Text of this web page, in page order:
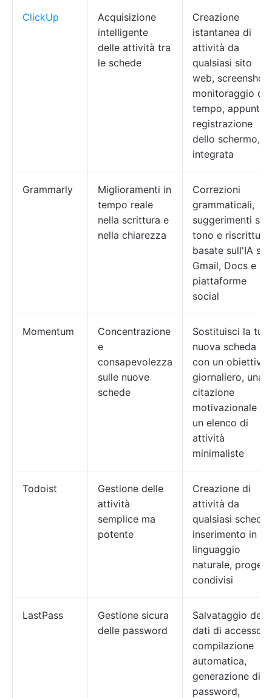
ClickUp
Acquisizione
intelligente
delle attività tra
le schede
Creazione
istantanea di
attività da
qualsiasi sito
web, screenshot,
monitoraggio del
tempo, appunti,
registrazione
dello schermo, IA
integrata
Grammarly
Miglioramenti in
tempo reale
nella scrittura e
nella chiarezza
Correzioni
grammaticali,
suggerimenti sul
tono e riscritture
basate sull'IA su
Gmail, Docs e
piattaforme
social
Momentum
Concentrazione
e
consapevolezza
sulle nuove
schede
Sostituisci la tua
nuova scheda
con un obiettivo
giornaliero, una
citazione
motivazionale o
un elenco di
attività
minimaliste
Todoist
Gestione delle
attività
semplice ma
potente
Creazione di
attività da
qualsiasi scheda,
inserimento in
linguaggio
naturale, progetti
condivisi
LastPass
Gestione sicura
delle password
Salvataggio dei
dati di accesso e
compilazione
automatica,
generazione di
password,